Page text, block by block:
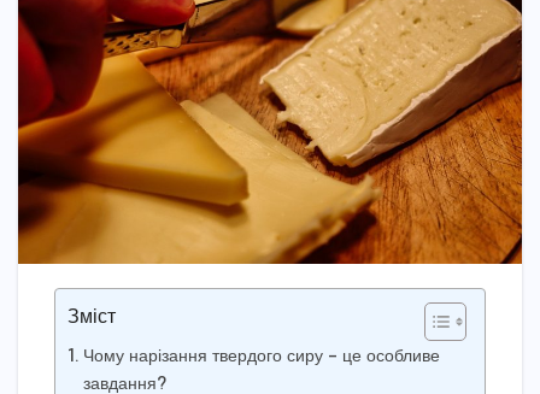
Зміст
Чому нарізання твердого сиру – це особливе
завдання?